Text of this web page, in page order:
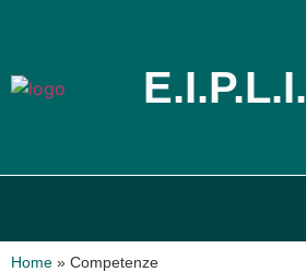
E.I.P.L.I.
Home » Competenze